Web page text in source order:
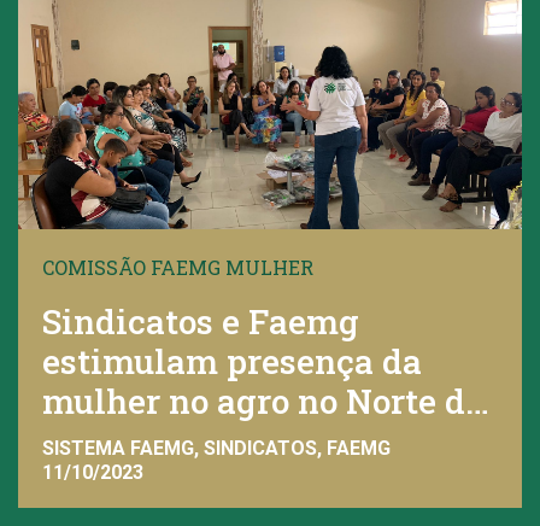
COMISSÃO FAEMG MULHER
Sindicatos e Faemg
estimulam presença da
mulher no agro no Norte de
Minas
SISTEMA FAEMG, SINDICATOS, FAEMG
11/10/2023